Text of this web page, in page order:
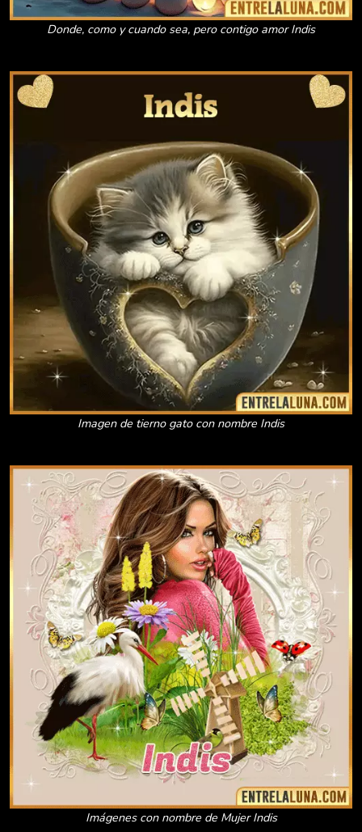
Donde, como y cuando sea, pero contigo amor Indis
Imagen de tierno gato con nombre Indis
Imágenes con nombre de Mujer Indis